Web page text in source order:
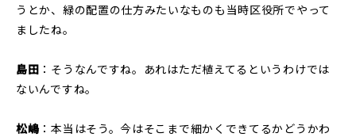
うとか、緑の配置の仕方みたいなものも当時区役所でやって
ましたね。
島田 ：そうなんですね。あれはただ植えてるというわけでは
ないんですね。
松嶋：本当はそう。今はそこまで細かくできてるかどうかわ